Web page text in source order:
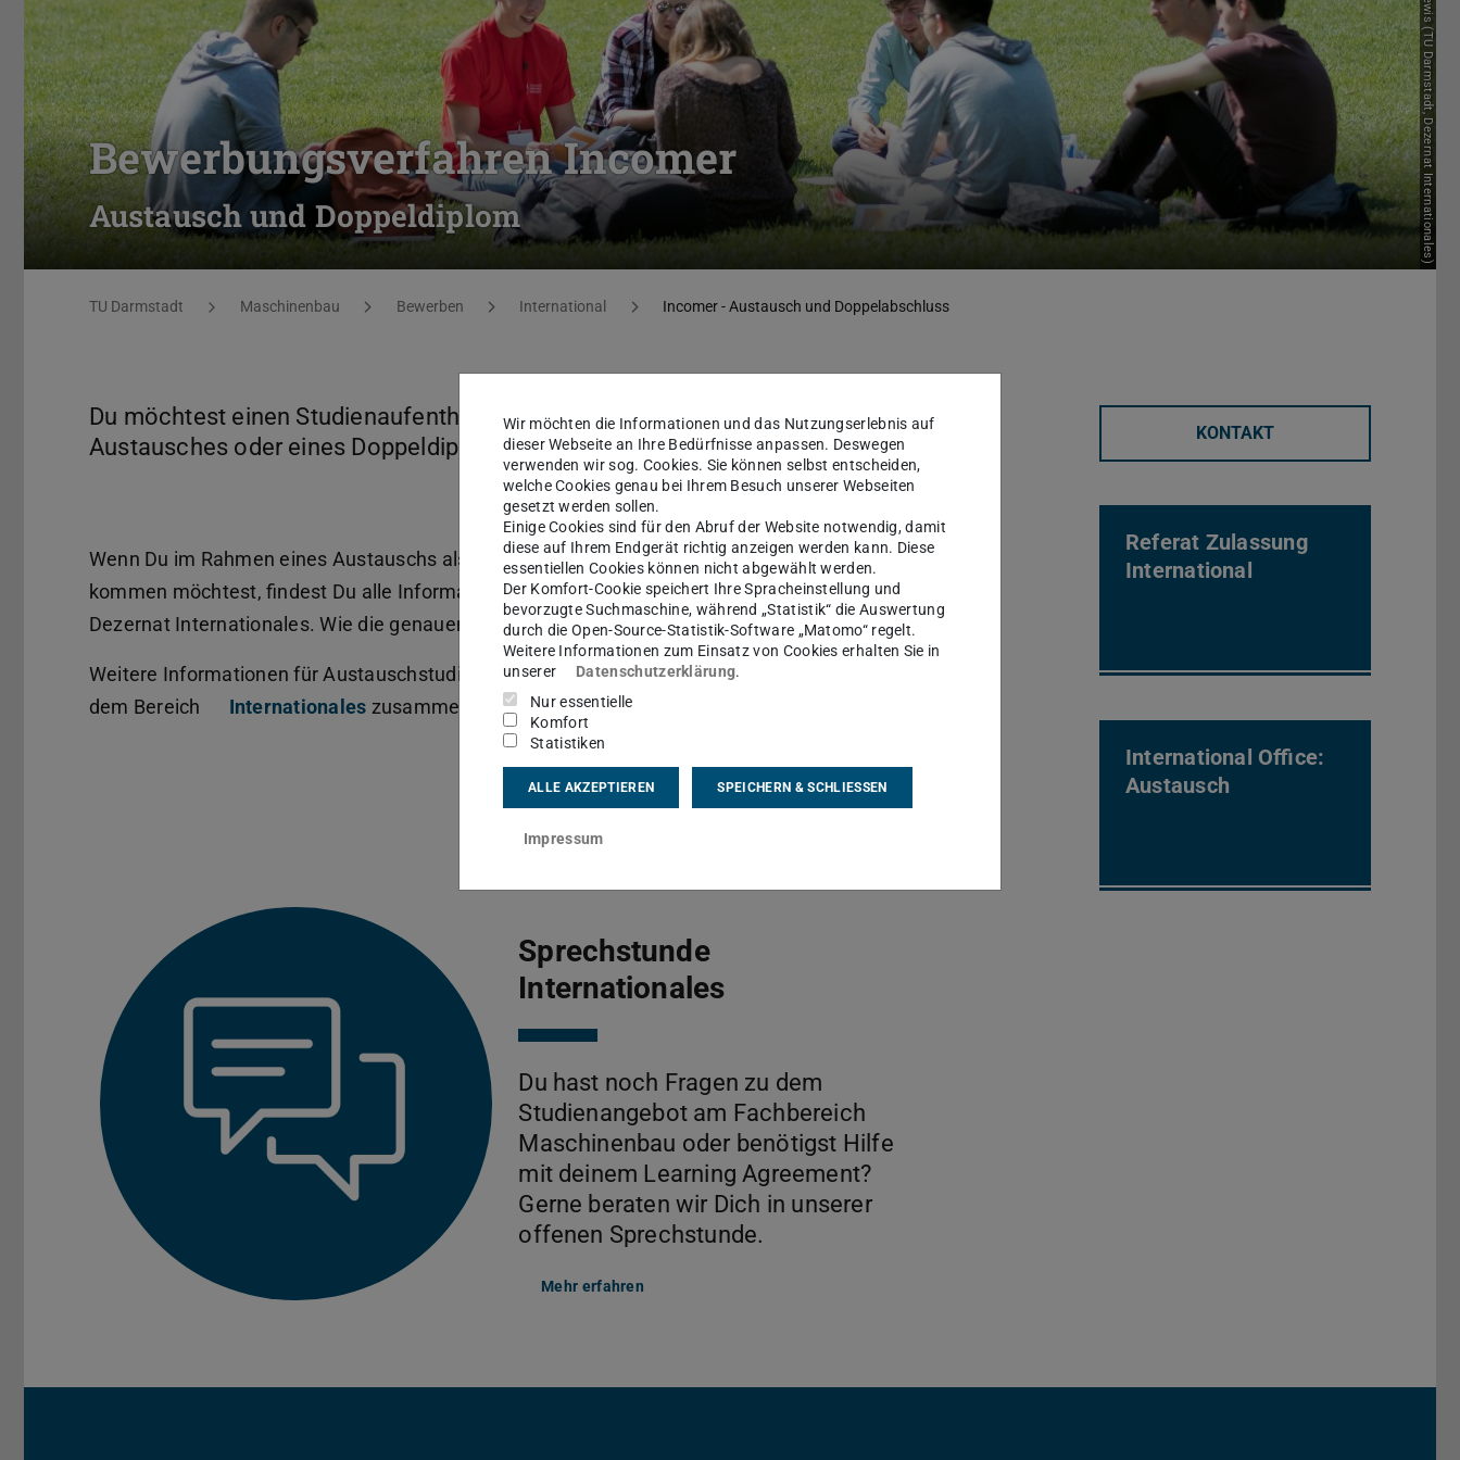
Bewerbungsverfahren Incomer
Austausch und Doppeldiplom Bild: Ellen Lewis (TU Darmstadt, Dezernat Internationales)
Sie befinden sich hier:
TU Darmstadt Maschinenbau Bewerben International Incomer - Austausch und Doppelabschluss
Du möchtest einen Studienaufenthalt an unserem Fachbereich in Form eines
Austausches oder eines Doppeldiplomprogrammes verbringen?
Wenn Du im Rahmen eines Austauschs als Incomer zum Studieren an die TU Darmstadt
kommen möchtest, findest Du alle Informationen zu den notwendigen Schritten beim
Dezernat Internationales. Wie die genauen Bewerbungsschritte aussehen, ist
hiererklärt.
Weitere Informationen für Austauschstudierende am Fachbereich Maschinenbau haben wir in
dem Bereich
Internationales zusammengestellt.
JETZT BEWERBEN
Sprechstunde
Internationales
Du hast noch Fragen zu dem
Studienangebot am Fachbereich
Maschinenbau oder benötigst Hilfe
mit deinem Learning Agreement?
Gerne beraten wir Dich in unserer
offenen Sprechstunde.
Mehr erfahren
KONTAKT
Referat Zulassung
International
International Office:
Austausch
Wir möchten die Informationen und das Nutzungserlebnis auf
dieser Webseite an Ihre Bedürfnisse anpassen. Deswegen
verwenden wir sog. Cookies. Sie können selbst entscheiden,
welche Cookies genau bei Ihrem Besuch unserer Webseiten
gesetzt werden sollen.
Einige Cookies sind für den Abruf der Website notwendig, damit
diese auf Ihrem Endgerät richtig anzeigen werden kann. Diese
essentiellen Cookies können nicht abgewählt werden.
Der Komfort-Cookie speichert Ihre Spracheinstellung und
bevorzugte Suchmaschine, während „Statistik“ die Auswertung
durch die Open-Source-Statistik-Software „Matomo“ regelt.
Weitere Informationen zum Einsatz von Cookies erhalten Sie in
unserer
Datenschutzerklärung.
Nur essentielle
Komfort
Statistiken
ALLE AKZEPTIEREN SPEICHERN & SCHLIESSEN
Impressum